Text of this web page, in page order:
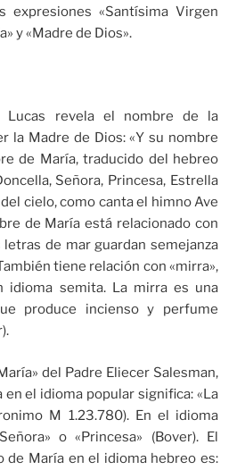
expresiones «Santísima Virgen
y «Madre de Dios».
Lucas revela el nombre de la
la Madre de Dios: «Y su nombre
de María, traducido del hebreo
Señora, Princesa, Estrella
cielo, como canta el himno Ave
de María está relacionado con
de mar guardan semejanza
tiene relación con «mirra»,
idioma semita. La mirra es una
produce incienso y perfume
del Padre Eliecer Salesman,
el idioma popular significa: «La
M 1.23.780). En el idioma
o «Princesa» (Bover). El
de María en el idioma hebreo es: